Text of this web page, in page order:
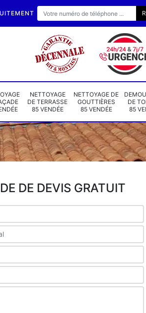
NETTOYAGE
DE TERRASSE
85 VENDÉE
NETTOYAGE DE
GOUTTIÈRES
85 VENDÉE
DE
85
DE DEVIS GRATUIT